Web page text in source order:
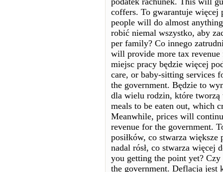
coffers. To gwarantuje więcej
people will do almost
robić niemal wszystko, aby
per family? Co innego
will provide more tax
miejsc pracy będzie więcej
care, or baby-sitting services
the government. Będzie to
dla wielu rodzin, które tworzą
meals to be eaten out, which
Meanwhile, prices will
revenue for the government.
posiłków, co stwarza większe
nadal rósł, co stwarza więcej
you getting the point yet?
the government. Deflacja jest